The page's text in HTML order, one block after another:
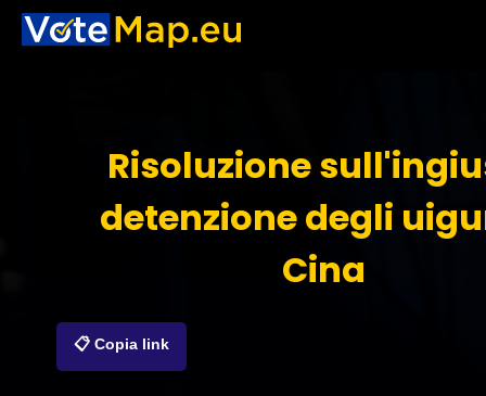
Risoluzione
detenzione degli
Cina
📋 Copia link